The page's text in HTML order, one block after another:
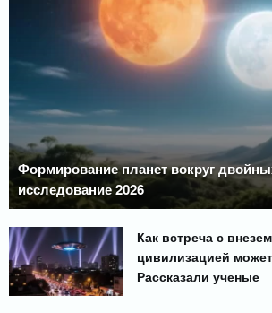
Формирование планет вокруг
исследование 2026
Как встреча с
цивилизацией
Рассказали ученые